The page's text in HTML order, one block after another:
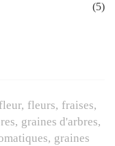
(5)
fleur fleurs fraises
graines d'arbres
graines